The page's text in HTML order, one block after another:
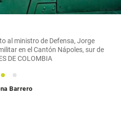
al ministro de Defensa, Jorge
en el Cantón Nápoles, sur de
DE COLOMBIA
1
2
Barrero